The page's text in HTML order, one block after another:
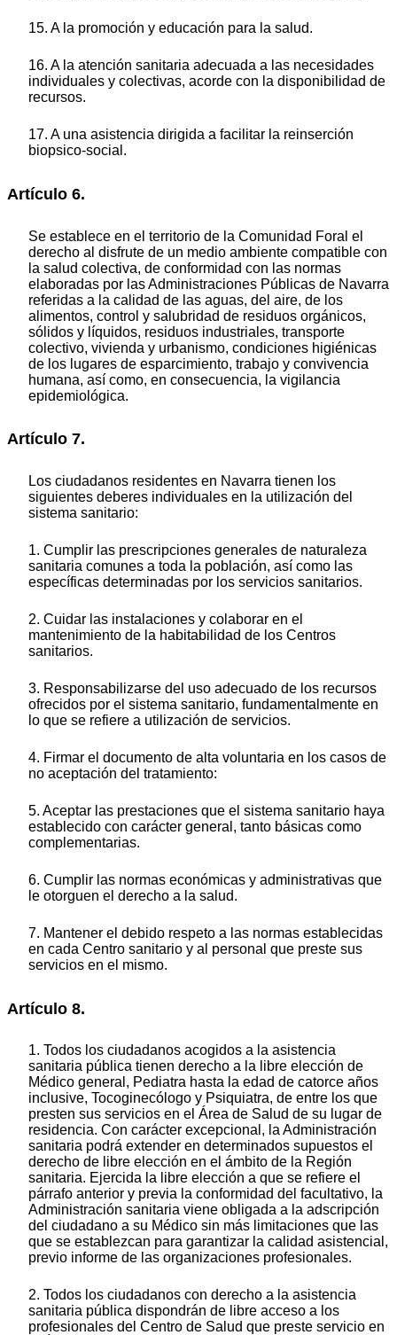
15. A la promoción y educación para la salud.
16. A la atención sanitaria adecuada a las necesidades
individuales y colectivas, acorde con la disponibilidad de
recursos.
17. A una asistencia dirigida a facilitar la reinserción
biopsico-social.
Artículo 6.
Se establece en el territorio de la Comunidad Foral el
derecho al disfrute de un medio ambiente compatible con
la salud colectiva, de conformidad con las normas
elaboradas por las Administraciones Públicas de Navarra
referidas a la calidad de las aguas, del aire, de los
alimentos, control y salubridad de residuos orgánicos,
sólidos y líquidos, residuos industriales, transporte
colectivo, vivienda y urbanismo, condiciones higiénicas
de los lugares de esparcimiento, trabajo y convivencia
humana, así como, en consecuencia, la vigilancia
epidemiológica.
Artículo 7.
Los ciudadanos residentes en Navarra tienen los
siguientes deberes individuales en la utilización del
sistema sanitario:
1. Cumplir las prescripciones generales de naturaleza
sanitaria comunes a toda la población, así como las
específicas determinadas por los servicios sanitarios.
2. Cuidar las instalaciones y colaborar en el
mantenimiento de la habitabilidad de los Centros
sanitarios.
3. Responsabilizarse del uso adecuado de los recursos
ofrecidos por el sistema sanitario, fundamentalmente en
lo que se refiere a utilización de servicios.
4. Firmar el documento de alta voluntaria en los casos de
no aceptación del tratamiento:
5. Aceptar las prestaciones que el sistema sanitario haya
establecido con carácter general, tanto básicas como
complementarias.
6. Cumplir las normas económicas y administrativas que
le otorguen el derecho a la salud.
7. Mantener el debido respeto a las normas establecidas
en cada Centro sanitario y al personal que preste sus
servicios en el mismo.
Artículo 8.
1. Todos los ciudadanos acogidos a la asistencia
sanitaria pública tienen derecho a la libre elección de
Médico general, Pediatra hasta la edad de catorce años
inclusive, Tocoginecólogo y Psiquiatra, de entre los que
presten sus servicios en el Área de Salud de su lugar de
residencia. Con carácter excepcional, la Administración
sanitaria podrá extender en determinados supuestos el
derecho de libre elección en el ámbito de la Región
sanitaria. Ejercida la libre elección a que se refiere el
párrafo anterior y previa la conformidad del facultativo, la
Administración sanitaria viene obligada a la adscripción
del ciudadano a su Médico sin más limitaciones que las
que se establezcan para garantizar la calidad asistencial,
previo informe de las organizaciones profesionales.
2. Todos los ciudadanos con derecho a la asistencia
sanitaria pública dispondrán de libre acceso a los
profesionales del Centro de Salud que preste servicio en